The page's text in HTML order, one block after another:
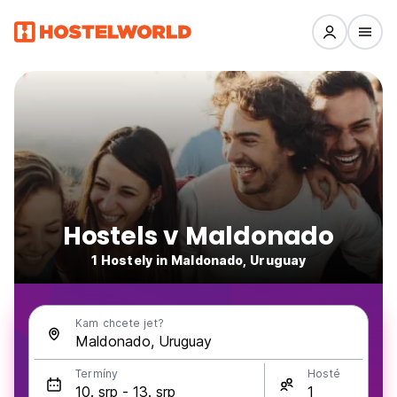
Hostels v Maldonado
1 Hostely in Maldonado, Uruguay
Kam chcete jet?
Termíny Hosté